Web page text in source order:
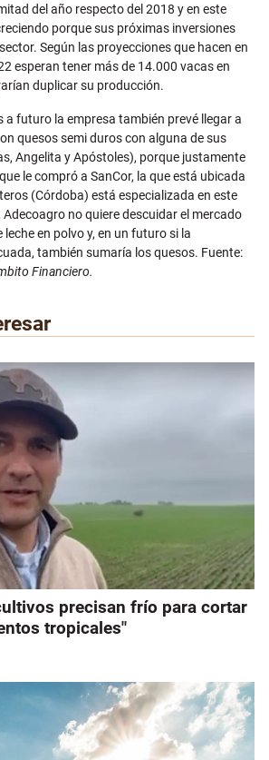
del año respecto del 2018 y en este
porque sus próximas inversiones
Según las proyecciones que hacen en
esperan tener más de 14.000 vacas en
duplicar su producción.
a futuro la empresa también prevé llegar a
quesos semi duros con alguna de sus
Angelita y Apóstoles), porque justamente
le compró a SanCor, la que está ubicada
(Córdoba) está especializada en este
no quiere descuidar el mercado
en polvo y, en un futuro si la
también sumaría los quesos. Fuente:
Financiero.
precisan frío para cortar
tropicales"